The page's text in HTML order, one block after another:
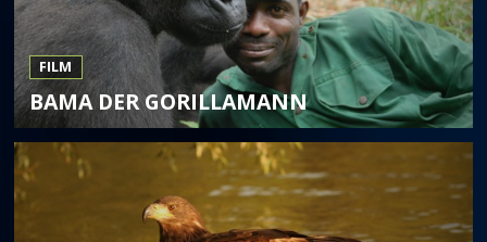
FILM
BAMA DER GORILLAMANN